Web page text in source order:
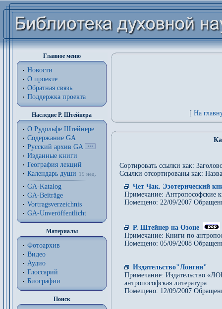
Главное меню
Новости
О проекте
Обратная связь
Поддержка проекта
Наследие Р. Штейнера
О Рудольфе Штейнере
Содержание GA
Русский архив GA
Изданные книги
География лекций
Календарь души
19 нед.
GA-Katalog
GA-Beiträge
Vortragsverzeichnis
GA-Unveröffentlicht
Материалы
Фотоархив
Видео
Аудио
Глоссарий
Биографии
Поиск
[ На
Сортировать ссылки как:
Ссылки отсортированы как:
Чет Чак. Эзотерический
Примечание: Антропософские
Помещено: 22/09/2007
Р. Штейнер на Озоне
Примечание: Книги по
Помещено: 05/09/2008
Издательство"Лонгин"
Примечание: Издательство
антропософская литература.
Помещено: 12/09/2007